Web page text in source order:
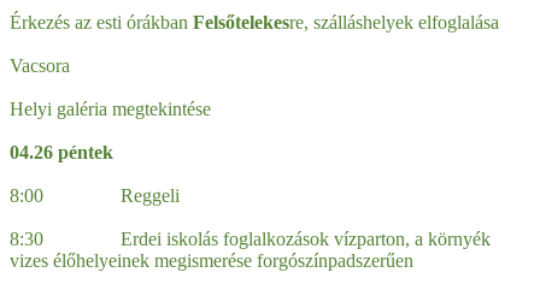
Érkezés az esti órákban Felsőtelekesre, szálláshelyek elfoglalása
Vacsora
Helyi galéria megtekintése
04.26 péntek
8:00 Reggeli
8:30 Erdei iskolás foglalkozások vízparton, a környék
vizes élőhelyeinek megismerése forgószínpadszerűen